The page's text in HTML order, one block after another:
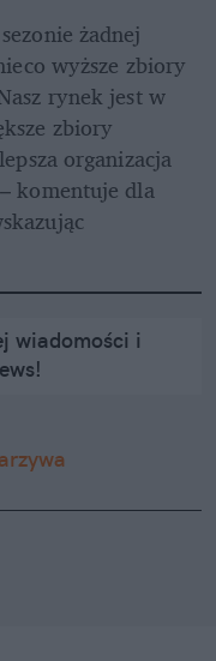
żadnej
wyższe zbiory
rynek jest w
zbiory
organizacja
komentuje dla
wiadomości i